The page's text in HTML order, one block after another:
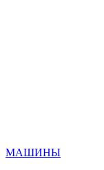
МАШИНЫ